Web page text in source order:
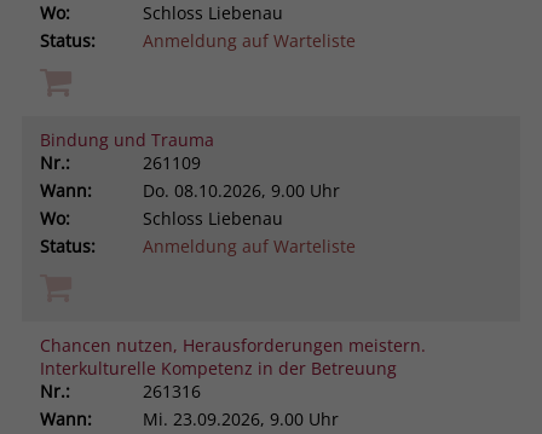
Wo:
Schloss Liebenau
Status:
Anmeldung auf Warteliste
Bindung und Trauma
Nr.:
261109
Wann:
Do. 08.10.2026, 9.00 Uhr
Wo:
Schloss Liebenau
Status:
Anmeldung auf Warteliste
Chancen nutzen, Herausforderungen meistern.
Interkulturelle Kompetenz in der Betreuung
Nr.:
261316
Wann:
Mi. 23.09.2026, 9.00 Uhr